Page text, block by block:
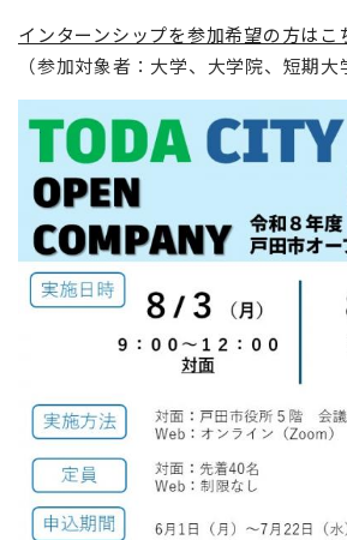
インターンシップを参加希望の方はこ
（参加対象者：大学、大学院、短期大